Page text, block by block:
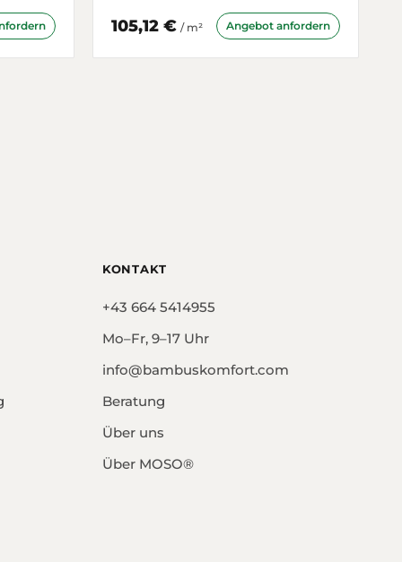
16mm 3-schichtig
105,12 € / m² Angebot anfordern
KONTAKT
+43 664 5414955
Mo–Fr, 9–17 Uhr
info@bambuskomfort.com
Beratung
Über uns
Über MOSO®